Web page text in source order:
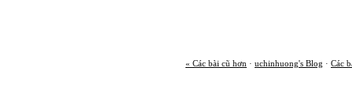
« Các bài cũ hơn · uchinhuong's Blog · Các